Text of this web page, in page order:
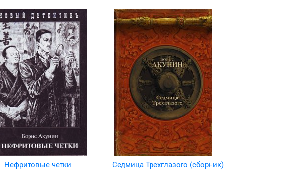
Нефритовые четки Седмица Трехглазого (сборник)